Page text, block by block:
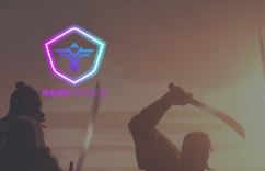
contenido